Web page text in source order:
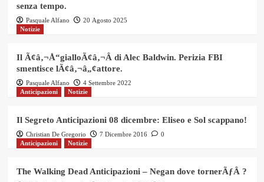
senza tempo.
Pasquale Alfano
20 Agosto 2025
Notizie
Il Ã¢â‚¬Å“gialloÃ¢â‚¬Â di Alec Baldwin. Perizia FBI
smentisce lÃ¢â‚¬â„¢attore.
Pasquale Alfano
4 Settembre 2022
Anticipazioni
Notizie
Il Segreto Anticipazioni 08 dicembre: Eliseo e Sol scappano!
Christian De Gregorio 7 Dicembre 2016
0
Anticipazioni
Notizie
The Walking Dead Anticipazioni – Negan dove tornerÃƒÂ ?